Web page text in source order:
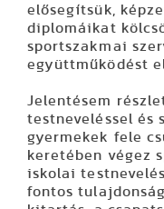
elősegítsük,
diplomáikat
sportszakmai
együttműködést
Jelentésem
testneveléssel és
gyermekek fele
keretében végez
iskolai
fontos